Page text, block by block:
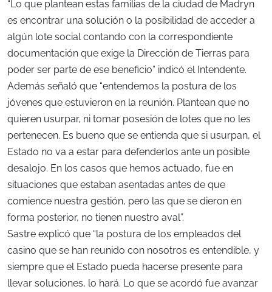
“Lo que plantean estas familias de la ciudad de Madryn
es encontrar una solución o la posibilidad de acceder a
algún lote social contando con la correspondiente
documentación que exige la Dirección de Tierras para
poder ser parte de ese beneficio” indicó el Intendente.
Además señaló que “entendemos la postura de los
jóvenes que estuvieron en la reunión. Plantean que no
quieren usurpar, ni tomar posesión de lotes que no les
pertenecen. Es bueno que se entienda que si usurpan, el
Estado no va a estar para defenderlos ante un posible
desalojo. En los casos que hemos actuado, fue en
situaciones que estaban asentadas antes de que
comience nuestra gestión, pero las que se dieron en
forma posterior, no tienen nuestro aval”.
Sastre explicó que “la postura de los empleados del
casino que se han reunido con nosotros es entendible, y
siempre que el Estado pueda hacerse presente para
llevar soluciones, lo hará. Lo que se acordó fue avanzar